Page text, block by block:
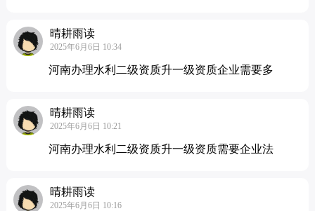
晴耕雨读
2025年6月6日 10:34
河南办理水利二级资质升一级资质企业需要多
晴耕雨读
2025年6月6日 10:21
河南办理水利二级资质升一级资质需要企业法
晴耕雨读
2025年6月6日 10:16